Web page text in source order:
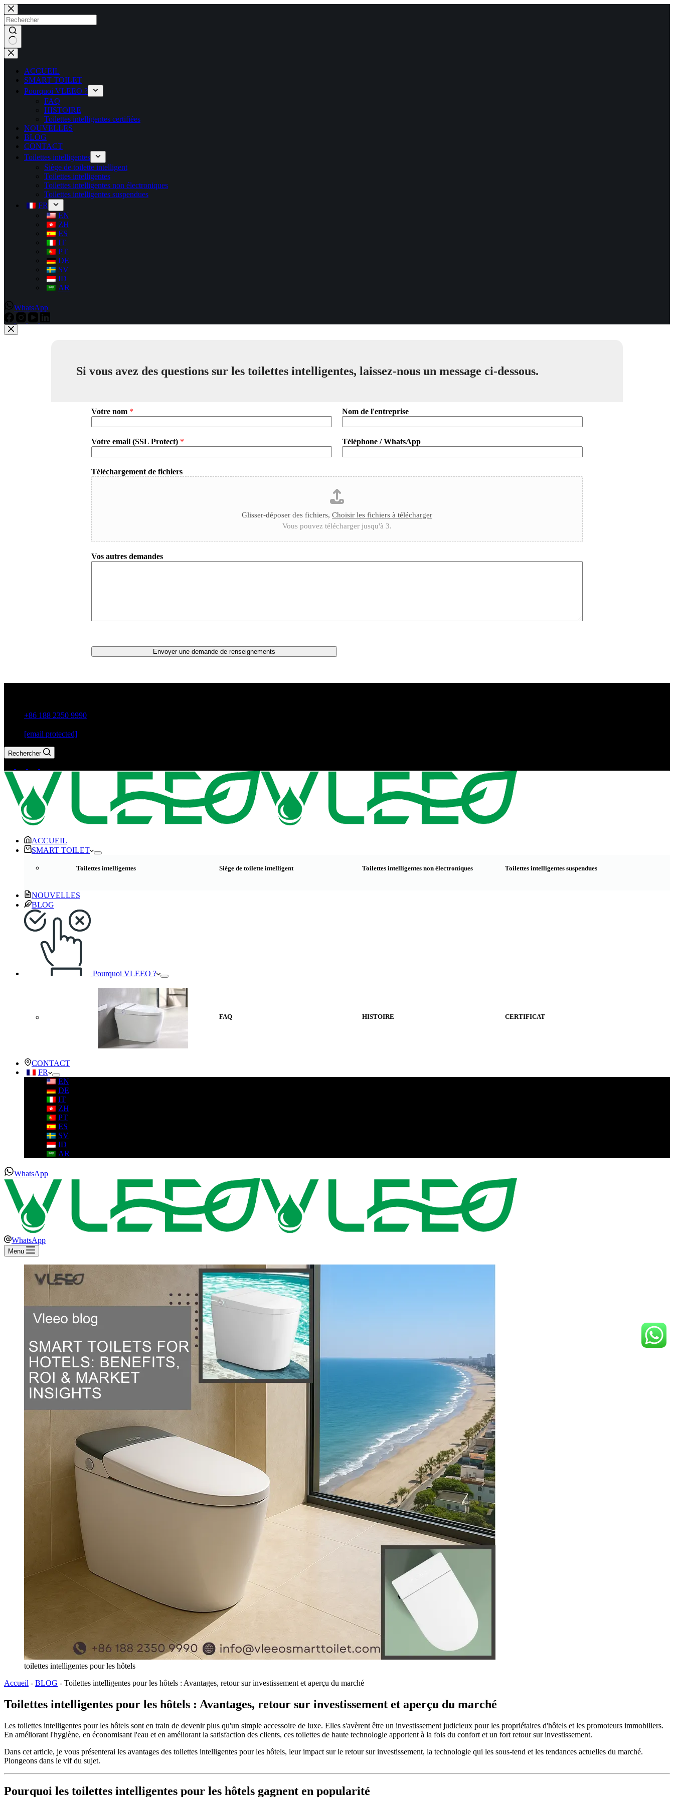
ACCUEIL
SMART TOILET
Pourquoi VLEEO ?
FAQ
HISTOIRE
Toilettes intelligentes certifiées
NOUVELLES
BLOG
CONTACT
Toilettes intelligentes
Siège de toilette intelligent
Toilettes intelligentes
Toilettes intelligentes non électroniques
Toilettes intelligentes suspendues
FR
EN
ZH
ES
IT
PT
DE
SV
ID
AR
WhatsApp
Si vous avez des questions sur les toilettes intelligentes, laissez-nous un message ci-dessous.
Votre nom * Nom de l'entreprise
Votre email (SSL Protect) * Téléphone / WhatsApp
Téléchargement de fichiers
Glisser-déposer des fichiers, Choisir les fichiers à télécharger
Vous pouvez télécharger jusqu'à 3.
Vos autres demandes
Envoyer une demande de renseignements
+86 188 2350 9990
[email protected]
Rechercher
ACCUEIL
SMART TOILET
Toilettes intelligentes Siège de toilette intelligent Toilettes intelligentes non électroniques Toilettes intelligentes suspendues
NOUVELLES
BLOG
Pourquoi VLEEO ?
FAQ HISTOIRE CERTIFICAT
CONTACT
FR
EN
DE
IT
ZH
PT
ES
SV
ID
AR
WhatsApp
WhatsApp
Menu
toilettes intelligentes pour les hôtels
Accueil - BLOG - Toilettes intelligentes pour les hôtels : Avantages, retour sur investissement et aperçu du marché
Toilettes intelligentes pour les hôtels : Avantages, retour sur investissement et aperçu du marché
Les toilettes intelligentes pour les hôtels sont en train de devenir plus qu'un simple accessoire de luxe. Elles s'avèrent être un investissement judicieux pour les propriétaires d'hôtels et les promoteurs immobiliers.
En améliorant l'hygiène, en économisant l'eau et en améliorant la satisfaction des clients, ces toilettes de haute technologie apportent à la fois du confort et un fort retour sur investissement.
Dans cet article, je vous présenterai les avantages des toilettes intelligentes pour les hôtels, leur impact sur le retour sur investissement, la technologie qui les sous-tend et les tendances actuelles du marché.
Plongeons dans le vif du sujet.
Pourquoi les toilettes intelligentes pour les hôtels gagnent en popularité